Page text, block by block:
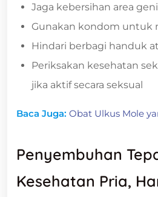
Jaga kebersihan area
Gunakan kondom untuk
Hindari berbagi handuk
Periksakan kesehatan
jika aktif secara seksual
Baca Juga: Obat Ulkus Mole
Penyembuhan
Kesehatan Pria,